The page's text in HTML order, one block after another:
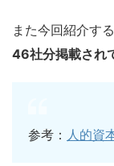
また今回紹介す
46社分掲載され
参考： 人的資